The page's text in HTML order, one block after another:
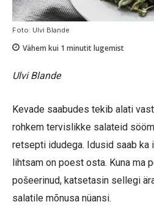
Foto: Ulvi Blande
Vähem kui 1 minutit lugemist
Ulvi Blande
Kevade saabudes tekib alati
rohkem tervislikke salateid
retsepti idudega. Idusid saab ka
lihtsam on poest osta. Kuna ma
pošeerinud, katsetasin sellegi
salatile mõnusa nüansi.